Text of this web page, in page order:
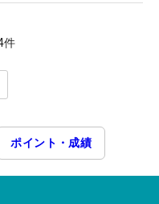
件
ポイント・成績